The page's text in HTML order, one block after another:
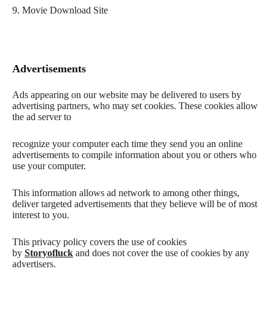
9. Movie Download Site
Advertisements
Ads appearing on our website may be delivered to users by
advertising partners, who may set cookies. These cookies allow
the ad server to
recognize your computer each time they send you an online
advertisements to compile information about you or others who
use your computer.
This information allows ad network to among other things,
deliver targeted advertisements that they believe will be of most
interest to you.
This privacy policy covers the use of cookies
by Storyofluck and does not cover the use of cookies by any
advertisers.